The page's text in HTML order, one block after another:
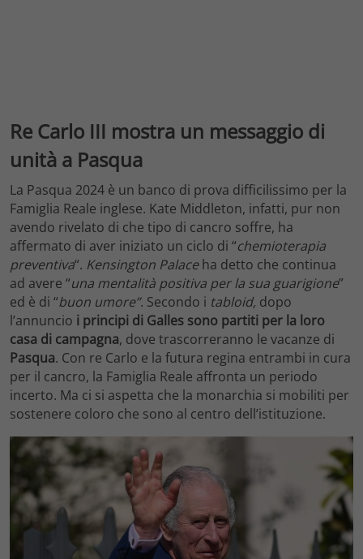
Re Carlo III mostra un messaggio di
unità a Pasqua
La Pasqua 2024 è un banco di prova difficilissimo per la
Famiglia Reale inglese. Kate Middleton, infatti, pur non
avendo rivelato di che tipo di cancro soffre, ha
affermato di aver iniziato un ciclo di “chemioterapia
preventiva“. Kensington Palaceha detto che continua
ad avere “una mentalità positiva per la sua guarigione”
ed è di “buon umore”. Secondo i tabloid, dopo
l’annuncio i principi di Galles sono partiti per la loro
casa di campagna, dove trascorreranno le vacanze di
Pasqua. Con re Carlo e la futura regina entrambi in cura
per il cancro, la Famiglia Reale affronta un periodo
incerto. Ma ci si aspetta che la monarchia si mobiliti per
sostenere coloro che sono al centro dell’istituzione.